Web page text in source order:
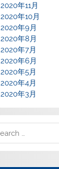
2020年11月
2020年10月
2020年9月
2020年8月
2020年7月
2020年6月
2020年5月
2020年4月
2020年3月